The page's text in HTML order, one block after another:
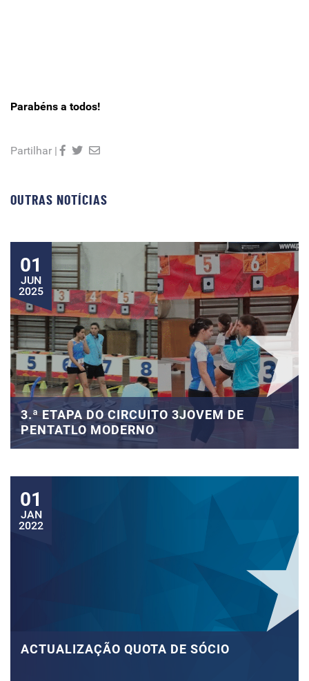
Parabéns a todos!
Partilhar |
OUTRAS NOTÍCIAS
01
JUN
2025
3.ª ETAPA DO CIRCUITO 3JOVEM DE
PENTATLO MODERNO
01
JAN
2022
ACTUALIZAÇÃO QUOTA DE SÓCIO